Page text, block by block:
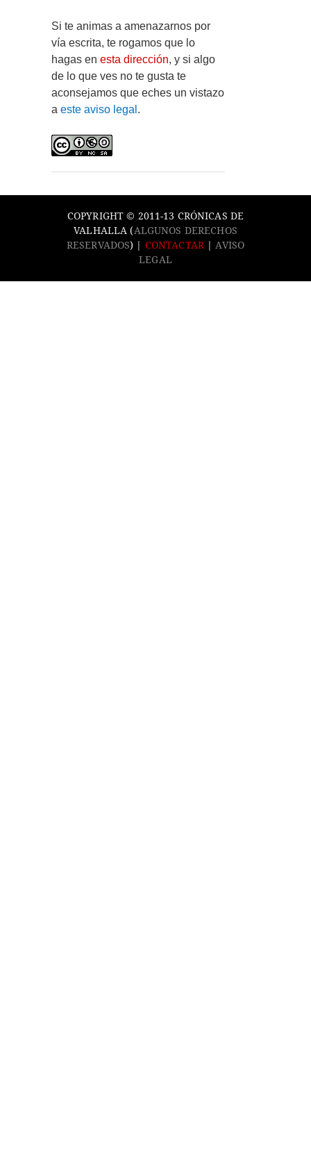
Si te animas a amenazarnos por
vía escrita, te rogamos que lo
hagas en esta dirección, y si algo
de lo que ves no te gusta te
aconsejamos que eches un vistazo
a este aviso legal .
COPYRIGHT © 2011-13 CRÓNICAS DE
VALHALLA (ALGUNOS DERECHOS
RESERVADOS) | CONTACTAR|AVISO
LEGAL